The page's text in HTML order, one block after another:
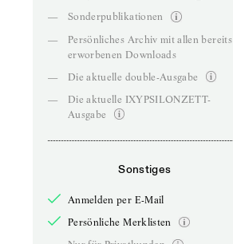
—
Sonderpublikationen
—
Persönliches Archiv mit allen bereits
erworbenen Downloads
—
Die aktuelle double-Ausgabe
—
Die aktuelle IXYPSILONZETT-
Ausgabe
Sonstiges
Anmelden per E-Mail
Persönliche Merklisten